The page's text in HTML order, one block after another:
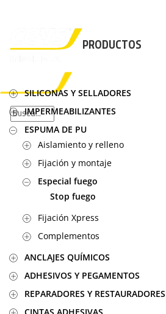
PRODUCTOS
×
PRODUCTOS
RECOMENDADOR
APLICACIONES
CALCULADORA
CASOS REALES
SOBRE CEYS
SUSCRIBIRME
SILICONAS Y SELLADORES
IMPERMEABILIZANTES
ESPUMA DE PU
Aislamiento y relleno
Fijación y montaje
Especial fuego
Stop fuego
Fijación Xpress
Complementos
ANCLAJES QUÍMICOS
ADHESIVOS Y PEGAMENTOS
REPARADORES Y RESTAURADORES